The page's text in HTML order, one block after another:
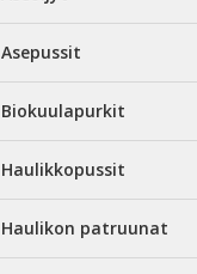
Asepussit
Biokuulapurkit
Haulikkopussit
Haulikon patruunat